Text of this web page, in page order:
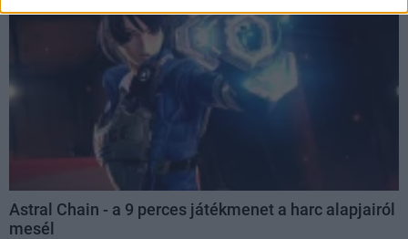
Astral Chain - a 9 perces játékmenet a harc alapjairól
mesél